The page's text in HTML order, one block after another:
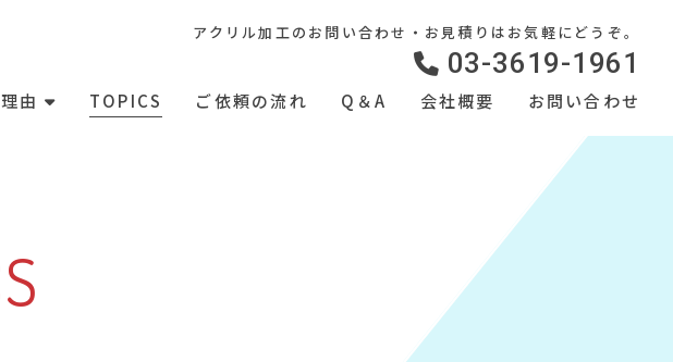
アクリル加工のお問い合わせ・お見積りはお気軽にどうぞ。
03-3619-1961
由 TOPICS ご依頼の流れ Q＆A 会社概要 お問い合わせ